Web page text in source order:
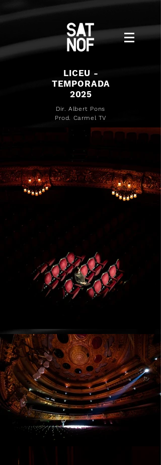
LICEU -
TEMPORADA
2025
Dir. Albert Pons
Prod. Carmel TV